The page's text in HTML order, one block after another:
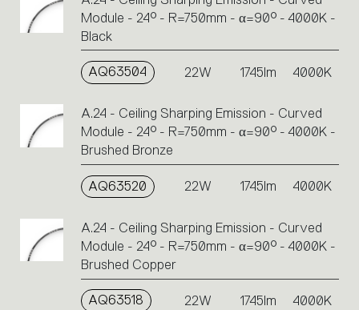
Module - 24° - R=750mm - α=90° - 4000K -
Black
AQ63504 22W 1745lm 4000K
A.24 - Ceiling Sharping Emission - Curved
Module - 24° - R=750mm - α=90° - 4000K -
Brushed Bronze
AQ63520 22W 1745lm 4000K
A.24 - Ceiling Sharping Emission - Curved
Module - 24° - R=750mm - α=90° - 4000K -
Brushed Copper
AQ63518 22W 1745lm 4000K